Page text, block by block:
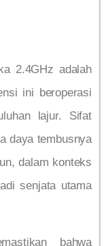
2.4GHz adalah
ini beroperasi
lajur. Sifat
daya tembusnya
dalam konteks
senjata utama
bahwa